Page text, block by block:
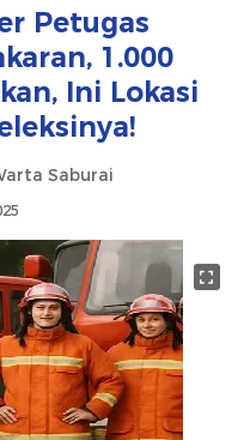
Petugas
1.000
Ini Lokasi
Saburai